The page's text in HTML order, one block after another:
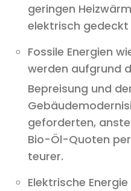
geringen
elektrisch gedeckt
Fossile Energien
werden aufgrund
Bepreisung und
geforderten,
Bio-Öl-Quoten
teurer.
Elektrische